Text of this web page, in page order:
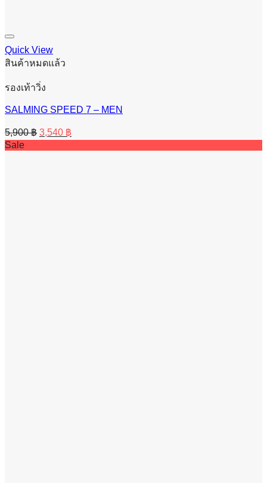
Quick View
สินค้าหมดแล้ว
รองเท้าวิ่ง
SALMING SPEED 7 – MEN
5,900฿ Original
price
was:
3,540 ฿
price
is:
Sale